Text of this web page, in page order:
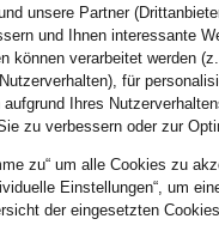
unsere Partner
und Ihnen interessante
können verarbeitet werden
für
Ihres
zu verbessern oder zur
zu“ um alle Cookies zu
Einstellungen“, um
der eingesetzten